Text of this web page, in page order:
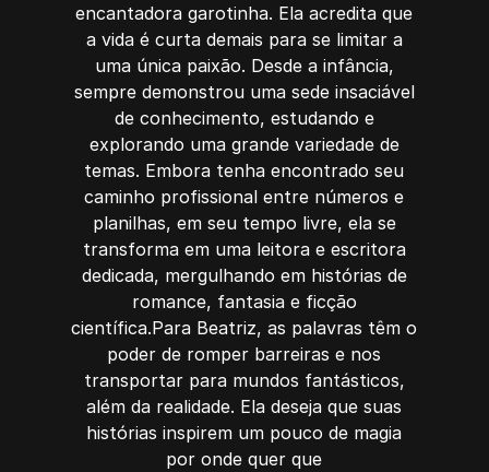
encantadora garotinha. Ela acredita que
a vida é curta demais para se limitar a
uma única paixão. Desde a infância,
sempre demonstrou uma sede insaciável
de conhecimento, estudando e
explorando uma grande variedade de
temas. Embora tenha encontrado seu
caminho profissional entre números e
planilhas, em seu tempo livre, ela se
transforma em uma leitora e escritora
dedicada, mergulhando em histórias de
romance, fantasia e ficção
científica.Para Beatriz, as palavras têm o
poder de romper barreiras e nos
transportar para mundos fantásticos,
além da realidade. Ela deseja que suas
histórias inspirem um pouco de magia
por onde quer que